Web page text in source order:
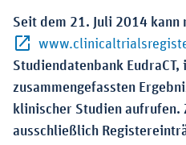
Mitglied werden!
Medien
Seit dem 21. Juli 2014 kann
Studiendatenbank
zusammengefassten
klinischer Studien
ausschließlich